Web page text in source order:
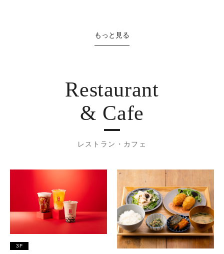
もっと見る
Restaurant
& Cafe
レストラン・カフェ
3F